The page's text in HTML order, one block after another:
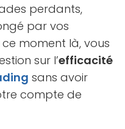
perdants,
par vos
moment là, vous
sur l’efficacité
sans avoir
compte de